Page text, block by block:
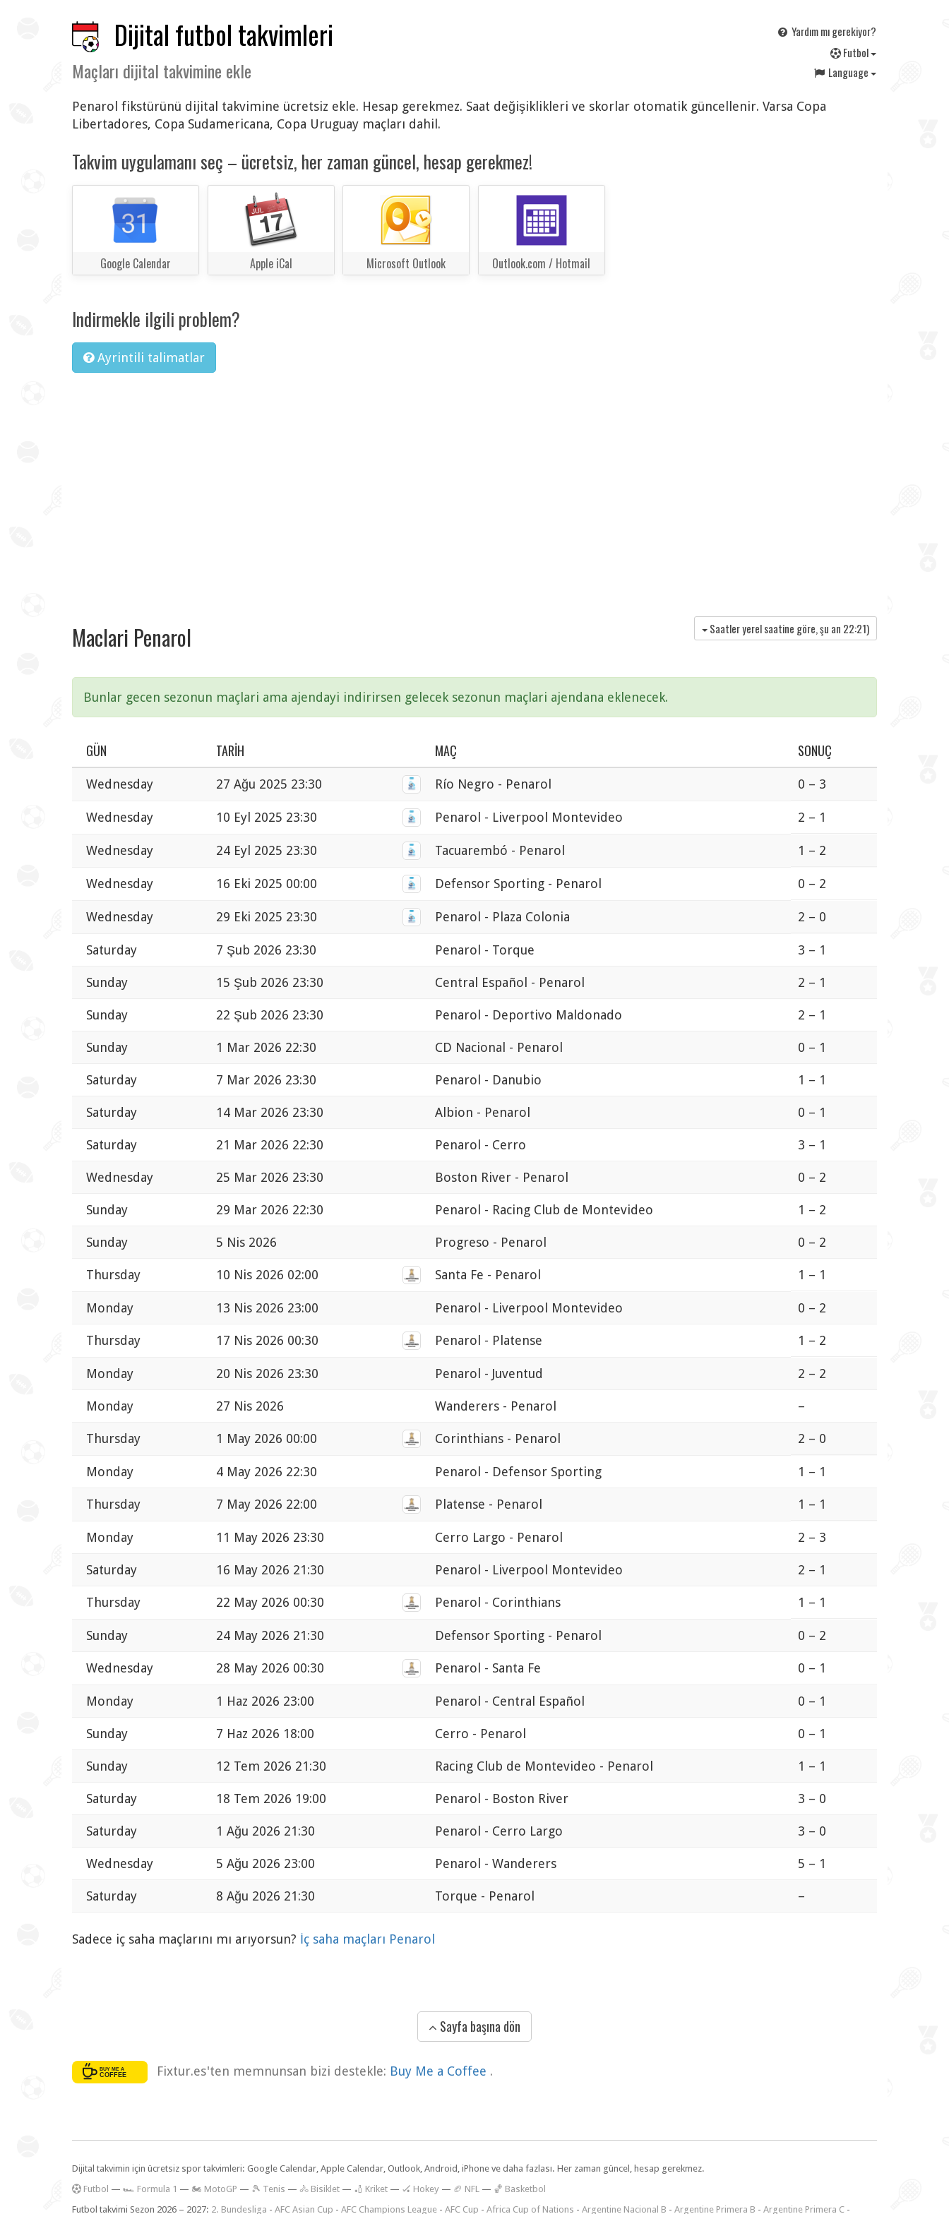
Dijital futbol takvimleri
Maçları dijital takvimine ekle
Yardım mı gerekiyor?
Futbol
Language
Penarol fikstürünü dijital takvimine ücretsiz ekle. Hesap gerekmez. Saat değişiklikleri ve skorlar otomatik güncellenir. Varsa Copa
Libertadores, Copa Sudamericana, Copa Uruguay maçları dahil.
Takvim uygulamanı seç – ücretsiz, her zaman güncel, hesap gerekmez!
Google Calendar Apple iCal Microsoft Outlook Outlook.com / Hotmail
Indirmekle ilgili problem?
Ayrintili talimatlar
Maclari Penarol Saatler yerel saatine göre, şu an 22:21)
Bunlar gecen sezonun maçlari ama ajendayi indirirsen gelecek sezonun maçlari ajendana eklenecek.
GÜN TARIH MAÇ SONUÇ
Wednesday 27 Ağu 2025 23:30 Río Negro - Penarol 0 – 3
Wednesday 10 Eyl 2025 23:30 Penarol - Liverpool Montevideo 2 – 1
Wednesday 24 Eyl 2025 23:30 Tacuarembó - Penarol 1 – 2
Wednesday 16 Eki 2025 00:00 Defensor Sporting - Penarol 0 – 2
Wednesday 29 Eki 2025 23:30 Penarol - Plaza Colonia 2 – 0
Saturday 7 Şub 2026 23:30 Penarol - Torque 3 – 1
Sunday 15 Şub 2026 23:30 Central Español - Penarol 2 – 1
Sunday 22 Şub 2026 23:30 Penarol - Deportivo Maldonado 2 – 1
Sunday 1 Mar 2026 22:30 CD Nacional - Penarol 0 – 1
Saturday 7 Mar 2026 23:30 Penarol - Danubio 1 – 1
Saturday 14 Mar 2026 23:30 Albion - Penarol 0 – 1
Saturday 21 Mar 2026 22:30 Penarol - Cerro 3 – 1
Wednesday 25 Mar 2026 23:30 Boston River - Penarol 0 – 2
Sunday 29 Mar 2026 22:30 Penarol - Racing Club de Montevideo 1 – 2
Sunday 5 Nis 2026 Progreso - Penarol 0 – 2
Thursday 10 Nis 2026 02:00 Santa Fe - Penarol 1 – 1
Monday 13 Nis 2026 23:00 Penarol - Liverpool Montevideo 0 – 2
Thursday 17 Nis 2026 00:30 Penarol - Platense 1 – 2
Monday 20 Nis 2026 23:30 Penarol - Juventud 2 – 2
Monday 27 Nis 2026 Wanderers - Penarol –
Thursday 1 May 2026 00:00 Corinthians - Penarol 2 – 0
Monday 4 May 2026 22:30 Penarol - Defensor Sporting 1 – 1
Thursday 7 May 2026 22:00 Platense - Penarol 1 – 1
Monday 11 May 2026 23:30 Cerro Largo - Penarol 2 – 3
Saturday 16 May 2026 21:30 Penarol - Liverpool Montevideo 2 – 1
Thursday 22 May 2026 00:30 Penarol - Corinthians 1 – 1
Sunday 24 May 2026 21:30 Defensor Sporting - Penarol 0 – 2
Wednesday 28 May 2026 00:30 Penarol - Santa Fe 0 – 1
Monday 1 Haz 2026 23:00 Penarol - Central Español 0 – 1
Sunday 7 Haz 2026 18:00 Cerro - Penarol 0 – 1
Sunday 12 Tem 2026 21:30 Racing Club de Montevideo - Penarol 1 – 1
Saturday 18 Tem 2026 19:00 Penarol - Boston River 3 – 0
Saturday 1 Ağu 2026 21:30 Penarol - Cerro Largo 3 – 0
Wednesday 5 Ağu 2026 23:00 Penarol - Wanderers 5 – 1
Saturday 8 Ağu 2026 21:30 Torque - Penarol –
Sadece iç saha maçlarını mı arıyorsun? İç saha maçları Penarol
Sayfa başına dön
Fixtur.es'ten memnunsan bizi destekle: Buy Me a Coffee .
Dijital takvimin için ücretsiz spor takvimleri: Google Calendar, Apple Calendar, Outlook, Android, iPhone ve daha fazlası. Her zaman güncel, hesap gerekmez.
Futbol — 🏎️ Formula 1 — 🏍 MotoGP — 🎾 Tenis — 🚴 Bisiklet — 🏏 Kriket — 🏑 Hokey — 🏈 NFL — 🏀 Basketbol
Futbol takvimi Sezon 2026 – 2027: 2. Bundesliga - AFC Asian Cup - AFC Champions League - AFC Cup - Africa Cup of Nations - Argentine Nacional B - Argentine Primera B - Argentine Primera C -